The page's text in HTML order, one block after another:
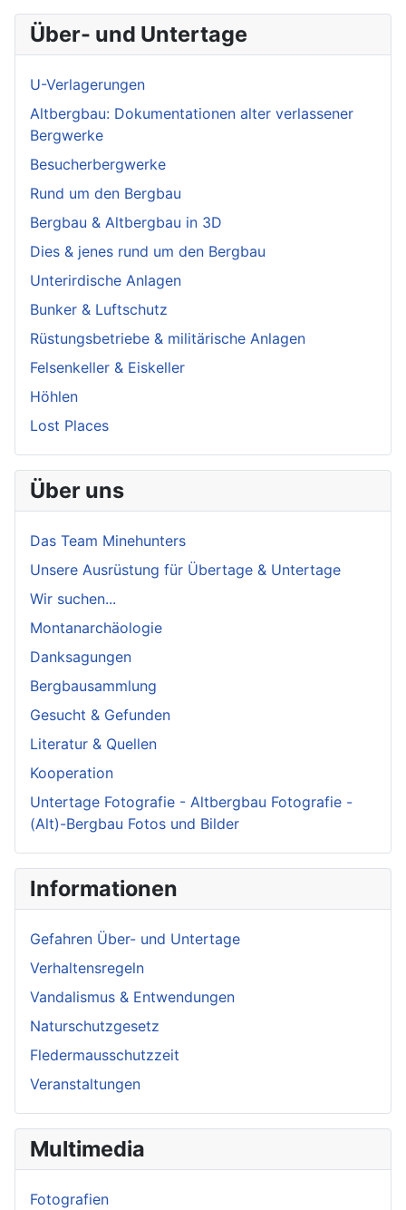
Über- und Untertage
U-Verlagerungen
Altbergbau: Dokumentationen alter verlassener
Bergwerke
Besucherbergwerke
Rund um den Bergbau
Bergbau & Altbergbau in 3D
Dies & jenes rund um den Bergbau
Unterirdische Anlagen
Bunker & Luftschutz
Rüstungsbetriebe & militärische Anlagen
Felsenkeller & Eiskeller
Höhlen
Lost Places
Über uns
Das Team Minehunters
Unsere Ausrüstung für Übertage & Untertage
Wir suchen...
Montanarchäologie
Danksagungen
Bergbausammlung
Gesucht & Gefunden
Literatur & Quellen
Kooperation
Untertage Fotografie - Altbergbau Fotografie -
(Alt)-Bergbau Fotos und Bilder
Informationen
Gefahren Über- und Untertage
Verhaltensregeln
Vandalismus & Entwendungen
Naturschutzgesetz
Fledermausschutzzeit
Veranstaltungen
Multimedia
Fotografien